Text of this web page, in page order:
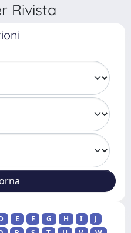
Rivista
E F G H I
J